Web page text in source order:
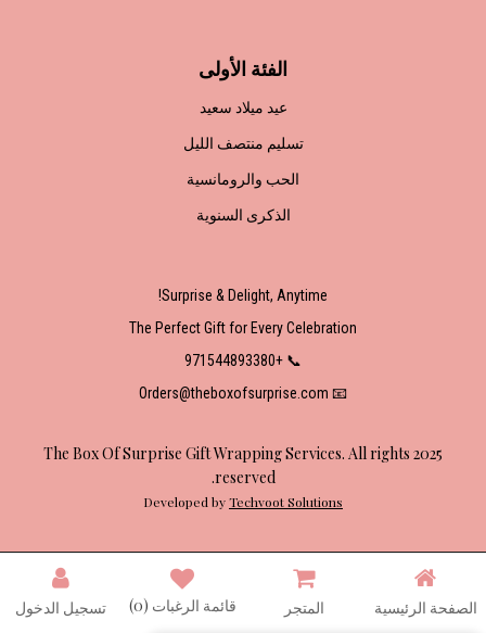
الفئة الأولى
عيد ميلاد سعيد
تسليم منتصف الليل
الحب والرومانسية
الذكرى السنوية
Surprise & Delight, Anytime!
The Perfect Gift for Every Celebration
📞 +971544893380
📧 Orders@theboxofsurprise.com
2025 The Box Of Surprise Gift Wrapping Services. All rights
reserved.
Developed byTechvoot Solutions
الصفحة الرئيسية المتجر قائمة الرغبات (0) تسجيل الدخول